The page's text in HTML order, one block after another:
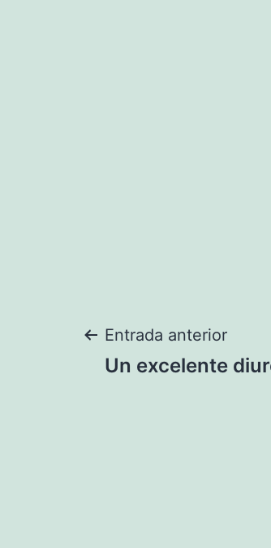
Entrada anterior
Un excelente